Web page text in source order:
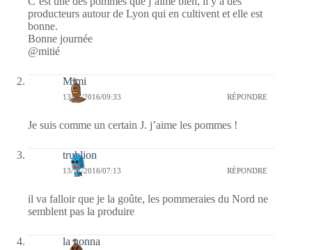
producteurs autour de Lyon qui en cultivent et elle est
bonne.
Bonne journée
@mitié
Mimi
13/11/2016/09:33 RÉPONDRE
Je suis comme un certain J. j’aime les pommes !
trublion
13/11/2016/07:13 RÉPONDRE
il va falloir que je la goûte, les pommeraies du Nord ne
semblent pas la produire
la nonna